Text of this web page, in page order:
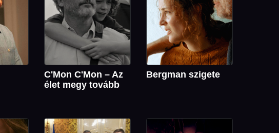
C'Mon C'Mon – Az
élet megy tovább
Bergman szigete